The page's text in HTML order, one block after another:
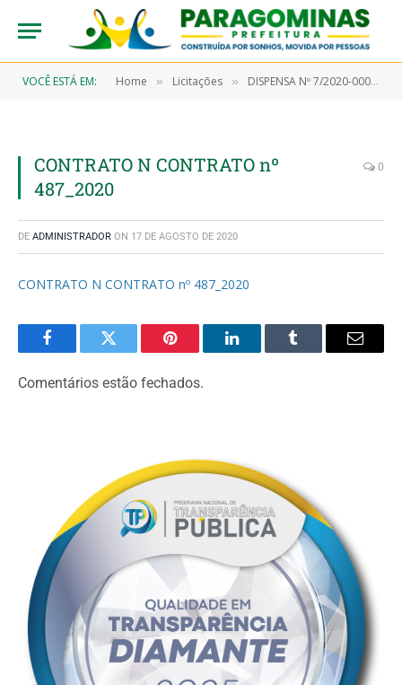
VOCÊ ESTÁ EM: Home » Licitações » DISPENSA Nº 7/2020-00016 (AQUISIÇÃO EM CARÁTER EMERGENCIAL DE MATERIAL DE CONSUMO TIPO: GÊNEROS DE ALIMENTAÇÃO, MATERIAIS DE LIMPEZA E PRODUTOS DE HIGIENIZAÇÃO)
CONTRATO N CONTRATO nº
487_2020
0
DE ADMINISTRADOR ON 17 DE AGOSTO DE 2020
CONTRATO N CONTRATO nº 487_2020
FacebookTwitter Pinterest LinkedInTumblr Email
Comentários estão fechados.